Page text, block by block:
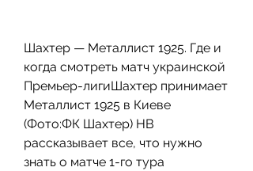
Шахтер — Металлист 1925. Где и
когда смотреть матч украинской
Премьер-лигиШахтер принимает
Металлист 1925 в Киеве
(Фото:ФК Шахтер) НВ
рассказывает все, что нужно
знать о матче 1-го тура